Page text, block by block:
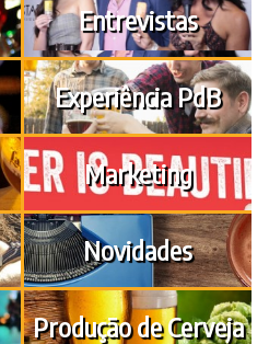
Entrevistas
Experiência PdB
Marketing
Novidades
Produção de Cerveja